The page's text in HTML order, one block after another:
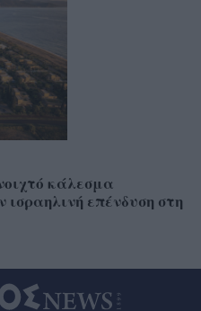
κάλεσμα
ισραηλινή επένδυση στη